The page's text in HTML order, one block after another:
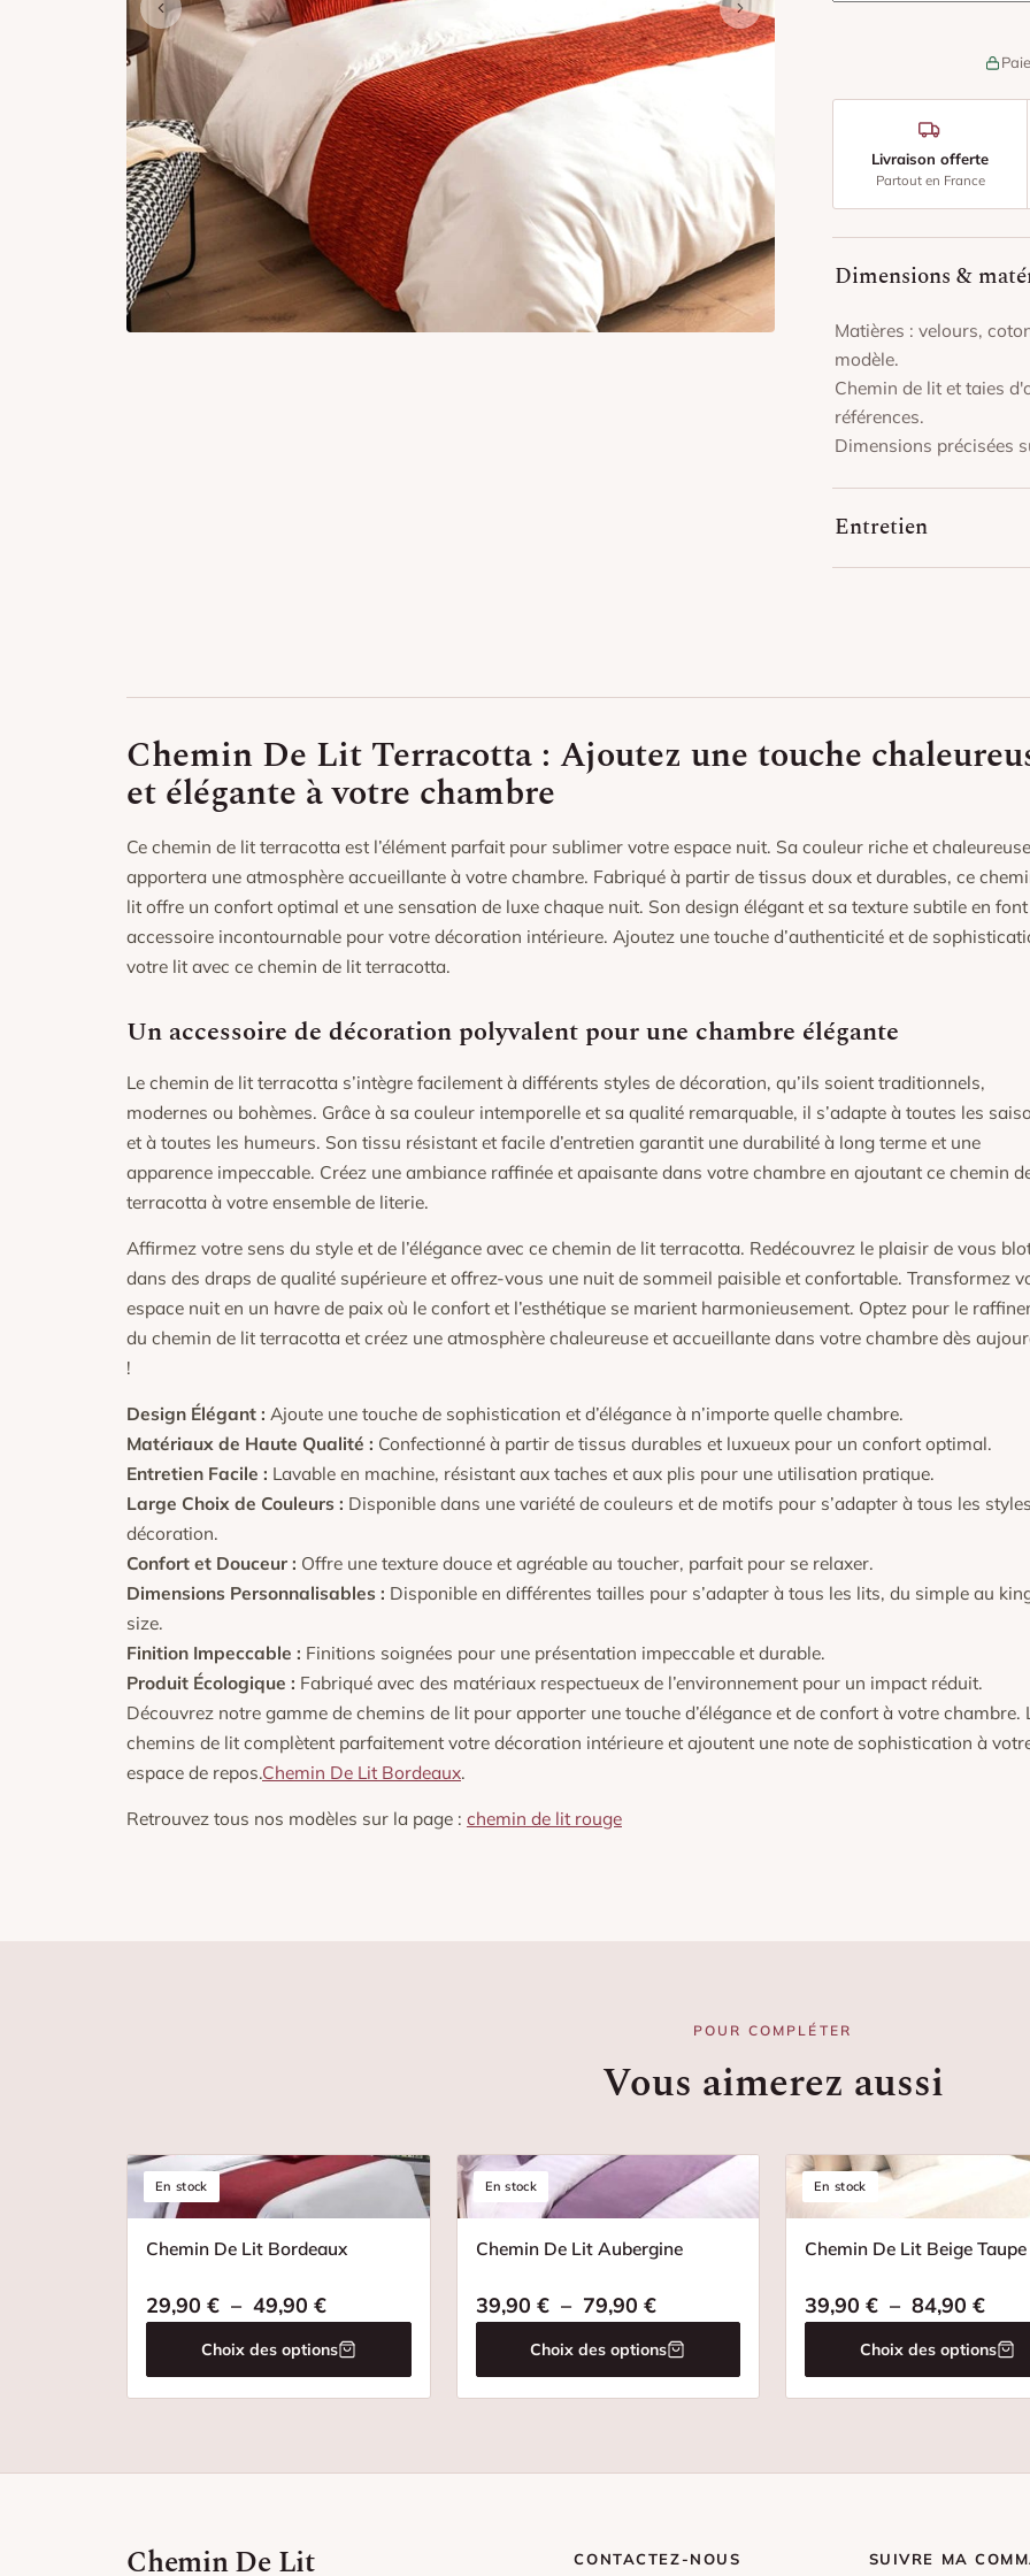
Livraison offerte
Partout en France
Dimensions &
Matières : velours,
modèle.
Chemin de lit et taies
références.
Dimensions précisées
Entretien
Chemin De Lit Terracotta : Ajoutez une touche
et élégante à votre chambre
Ce chemin de lit terracotta est l’élément parfait pour sublimer votre espace nuit. Sa couleur riche et chaleureuse
apportera une atmosphère accueillante à votre chambre. Fabriqué à partir de tissus doux et durables, ce
lit offre un confort optimal et une sensation de luxe chaque nuit. Son design élégant et sa texture subtile en
accessoire incontournable pour votre décoration intérieure. Ajoutez une touche d’authenticité et de
votre lit avec ce chemin de lit terracotta.
Un accessoire de décoration polyvalent pour une chambre élégante
Le chemin de lit terracotta s’intègre facilement à différents styles de décoration, qu’ils soient traditionnels,
modernes ou bohèmes. Grâce à sa couleur intemporelle et sa qualité remarquable, il s’adapte à toutes les
et à toutes les humeurs. Son tissu résistant et facile d’entretien garantit une durabilité à long terme et une
apparence impeccable. Créez une ambiance raffinée et apaisante dans votre chambre en ajoutant ce chemin
terracotta à votre ensemble de literie.
Affirmez votre sens du style et de l’élégance avec ce chemin de lit terracotta. Redécouvrez le plaisir de vous
dans des draps de qualité supérieure et offrez-vous une nuit de sommeil paisible et confortable. Transformez
espace nuit en un havre de paix où le confort et l’esthétique se marient harmonieusement. Optez pour le
du chemin de lit terracotta et créez une atmosphère chaleureuse et accueillante dans votre chambre dès
!
Design Élégant : Ajoute une touche de sophistication et d’élégance à n’importe quelle chambre.
Matériaux de Haute Qualité : Confectionné à partir de tissus durables et luxueux pour un confort optimal.
Entretien Facile : Lavable en machine, résistant aux taches et aux plis pour une utilisation pratique.
Large Choix de Couleurs : Disponible dans une variété de couleurs et de motifs pour s’adapter à tous les
décoration.
Confort et Douceur : Offre une texture douce et agréable au toucher, parfait pour se relaxer.
Dimensions Personnalisables : Disponible en différentes tailles pour s’adapter à tous les lits, du simple au
size.
Finition Impeccable : Finitions soignées pour une présentation impeccable et durable.
Produit Écologique : Fabriqué avec des matériaux respectueux de l’environnement pour un impact réduit.
Découvrez notre gamme de chemins de lit pour apporter une touche d’élégance et de confort à votre chambre.
chemins de lit complètent parfaitement votre décoration intérieure et ajoutent une note de sophistication à
espace de repos.Chemin De Lit Bordeaux.
Retrouvez tous nos modèles sur la page : chemin de lit rouge
POUR COMPLÉTER
Vous aimerez aussi
En stock
Chemin De Lit Bordeaux
29,90 € – 49,90 €Plage de prix : 29,90 € à 49,90 €
Choix des options
En stock
Chemin De Lit Aubergine
39,90 € – 79,90 €Plage de prix : 39,90 € à 79,90 €
Choix des options
En stock
Chemin De Lit Beige Taupe
39,90 € – 84,90 €
Choix des options
Chemin De Lit CONTACTEZ-NOUS SUIVRE MA